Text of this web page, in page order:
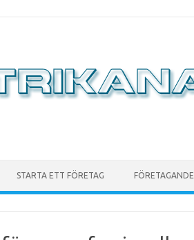
STARTA ETT FÖRETAG FÖRETAGANDE